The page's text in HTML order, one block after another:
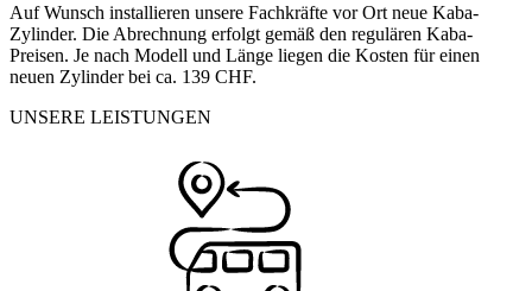
Auf Wunsch installieren unsere Fachkräfte vor Ort neue Kaba-
Zylinder. Die Abrechnung erfolgt gemäß den regulären Kaba-
Preisen. Je nach Modell und Länge liegen die Kosten für einen
neuen Zylinder bei ca. 139 CHF.
UNSERE LEISTUNGEN